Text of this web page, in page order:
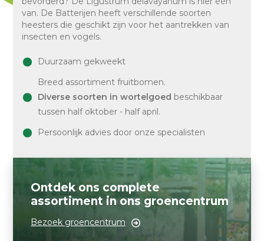
van. De Batterijen heeft verschillende soorten
heesters die geschikt zijn voor het aantrekken van
insecten en vogels.
Duurzaam gekweekt
Breed assortiment fruitbomen.
Diverse soorten in wortelgoed beschikbaar
tussen half oktober - half april.
Persoonlijk advies door onze specialisten
Ontdek ons complete
assortiment in ons groencentrum
Bezoek groencentrum